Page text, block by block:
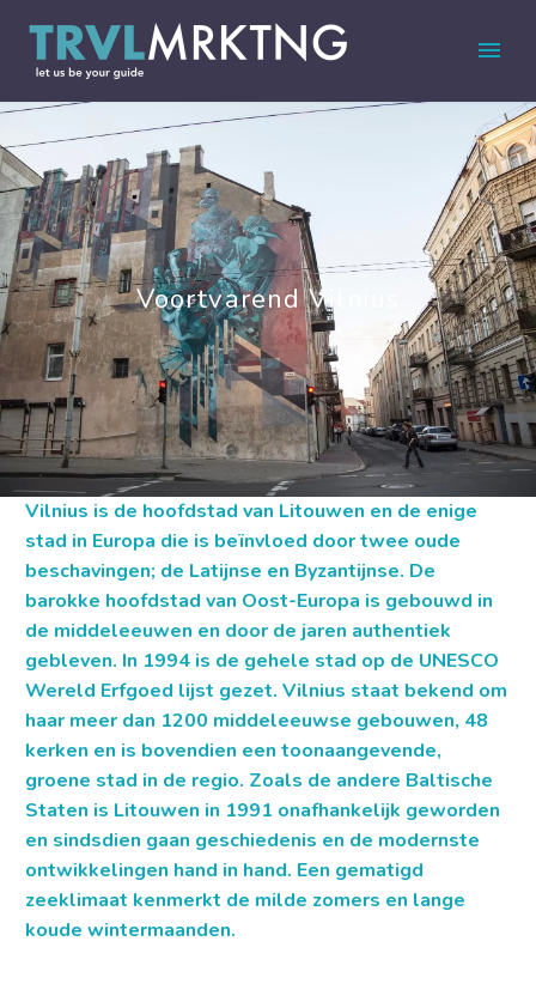
Voortvarend Vilnius
Vilnius is de hoofdstad van Litouwen en de enige
stad in Europa die is beïnvloed door twee oude
beschavingen; de Latijnse en Byzantijnse. De
barokke hoofdstad van Oost-Europa is gebouwd in
de middeleeuwen en door de jaren authentiek
gebleven. In 1994 is de gehele stad op de UNESCO
Wereld Erfgoed lijst gezet. Vilnius staat bekend om
haar meer dan 1200 middeleeuwse gebouwen, 48
kerken en is bovendien een toonaangevende,
groene stad in de regio. Zoals de andere Baltische
Staten is Litouwen in 1991 onafhankelijk geworden
en sindsdien gaan geschiedenis en de modernste
ontwikkelingen hand in hand. Een gematigd
zeeklimaat kenmerkt de milde zomers en lange
koude wintermaanden.